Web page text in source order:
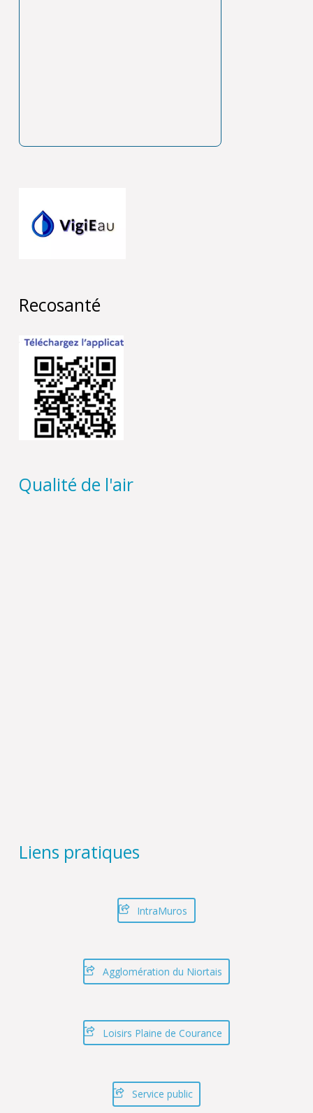
Recosanté
Qualité de l'air
Liens pratiques
IntraMuros
Agglomération du Niortais
Loisirs Plaine de Courance
Service public